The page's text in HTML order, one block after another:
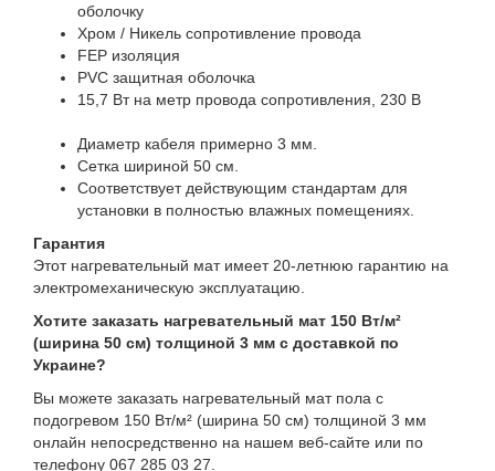
оболочку
Хром / Никель сопротивление провода
FEP изоляция
PVC защитная оболочка
15,7 Вт на метр провода сопротивления, 230 В
Диаметр кабеля примерно 3 мм.
Сетка шириной 50 см.
Соответствует действующим стандартам для
установки в полностью влажных помещениях.
Гарантия
Этот нагревательный мат имеет 20-летнюю гарантию на
электромеханическую эксплуатацию.
Хотите заказать нагревательный мат 150 Вт/м²
(ширина 50 см) толщиной 3 мм с доставкой по
Украине?
Вы можете заказать нагревательный мат пола с
подогревом 150 Вт/м² (ширина 50 см) толщиной 3 мм
онлайн непосредственно на нашем веб-сайте или по
телефону 067 285 03 27.